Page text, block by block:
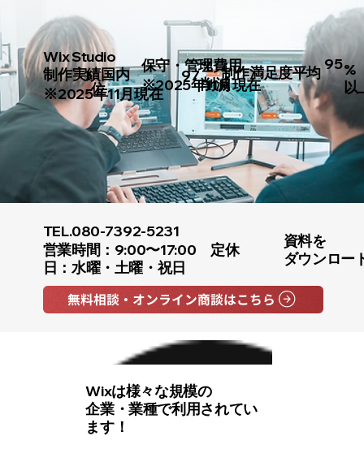
Wixは様々な規模の
企業・業種で利用されてい
ます！
Wix Studio
制作実績国内
※2025年11月現在
1
位
保守・管理費用
※2025年11月現在
97%
削減
制作満足度平均
95%
以
TEL.080-7392-5231
営業時間：9:00〜17:00 定休
日：水曜・土曜・祝日
資料を
ダウンロー
無料相談・オンライン商談はこちら